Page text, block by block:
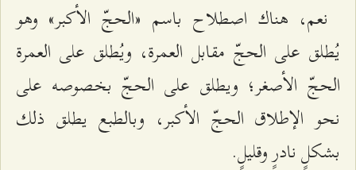
نعم، هناك اصطلاح باسم «الحجّ الأكبر» وهو
يُطلق على الحجّ مقابل العمرة، ويُطلق على العمرة
الحجّ الأصغر؛ ويطلق على الحجّ بخصوصه على
نحو الإطلاق الحجّ الأكبر، وبالطبع يطلق ذلك
بشكلٍ نادرٍ وقليلٍ.